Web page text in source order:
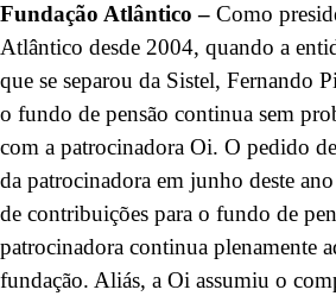
Fundação Atlântico – Como
Atlântico desde 2004, quando a
que se separou da Sistel, Fernando
o fundo de pensão continua sem
com a patrocinadora Oi. O pedido
da patrocinadora em junho deste
de contribuições para o fundo de
patrocinadora continua plenamente
fundação. Aliás, a Oi assumiu o